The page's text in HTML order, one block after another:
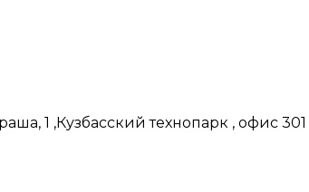
1 ,Кузбасский технопарк , офис 301